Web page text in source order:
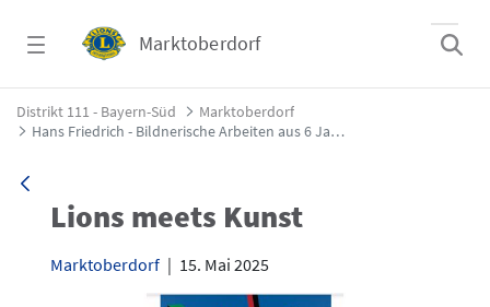
Marktoberdorf
Hans Friedrich - Bildnerische Arbeiten aus
Distrikt 111 - Bayern-Süd
Marktoberdorf
Hans Friedrich - Bildnerische Arbeiten aus 6 Jahrzehnten
Lions meets Kunst
Marktoberdorf | 15. Mai 2025